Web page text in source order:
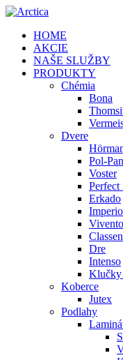
HOME
AKCIE
NAŠE SLUŽBY
PRODUKTY
Chémia
Bona
Dvere
Pol-
Voster
Perfect
Erkado
Vivento
Classen
Dre
Intenso
Klučky
Koberce
Jutex
Podlahy